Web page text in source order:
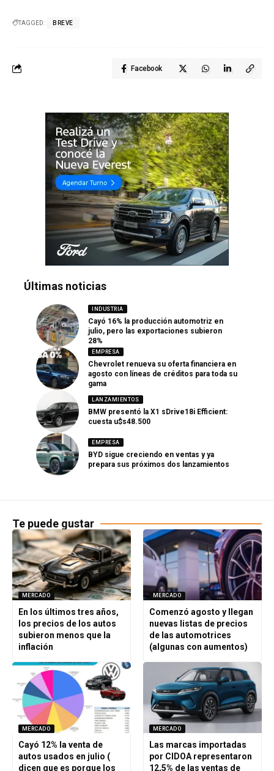
TAGGED: BREVE
Facebook
Últimas noticias
INDUSTRIA
Cayó 16% la producción automotriz en
julio, pero las exportaciones subieron
28%
EMPRESA
Chevrolet renueva su oferta financiera en
agosto con líneas de créditos para toda su
gama
LANZAMIENTOS
BMW presentó la X1 sDrive18i Efficient:
cuesta u$s48.500
EMPRESA
BYD sigue creciendo en ventas y ya
prepara sus próximos dos lanzamientos
Te puede gustar
MERCADO
En los últimos tres años,
los precios de los autos
subieron menos que la
inflación
MERCADO
Comenzó agosto y llegan
nuevas listas de precios
de las automotrices
(algunas con aumentos)
MERCADO
Cayó 12% la venta de
autos usados en julio (
dicen que es porque los
MERCADO
Las marcas importadas
por CIDOA representaron
12,5% de las ventas de